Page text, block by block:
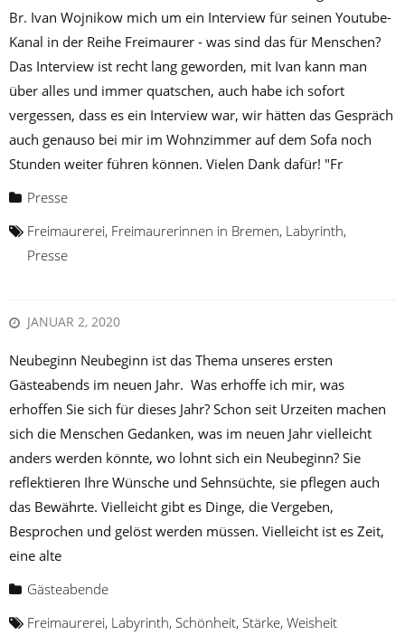
Br. Ivan Wojnikow mich um ein Interview für seinen Youtube-
Kanal in der Reihe Freimaurer - was sind das für Menschen?
Das Interview ist recht lang geworden, mit Ivan kann man
über alles und immer quatschen, auch habe ich sofort
vergessen, dass es ein Interview war, wir hätten das Gespräch
auch genauso bei mir im Wohnzimmer auf dem Sofa noch
Stunden weiter führen können. Vielen Dank dafür! "Fr
Presse
Freimaurerei, Freimaurerinnen in Bremen, Labyrinth,
Presse
JANUAR 2, 2020
Neubeginn Neubeginn ist das Thema unseres ersten
Gästeabends im neuen Jahr. Was erhoffe ich mir, was
erhoffen Sie sich für dieses Jahr? Schon seit Urzeiten machen
sich die Menschen Gedanken, was im neuen Jahr vielleicht
anders werden könnte, wo lohnt sich ein Neubeginn? Sie
reflektieren Ihre Wünsche und Sehnsüchte, sie pflegen auch
das Bewährte. Vielleicht gibt es Dinge, die Vergeben,
Besprochen und gelöst werden müssen. Vielleicht ist es Zeit,
eine alte
Gästeabende
Freimaurerei, Labyrinth, Schönheit, Stärke, Weisheit